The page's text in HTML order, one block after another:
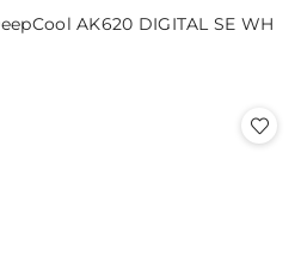
AK620 DIGITAL SE WH